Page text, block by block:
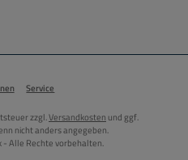
Service
zzgl.Versandkosten und ggf.
nicht anders angegeben.
- Alle Rechte vorbehalten.